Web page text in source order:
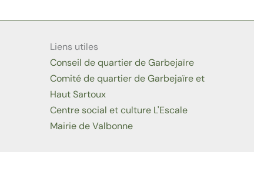
Liens utiles
Conseil de quartier de Garbejaïre
Comité de quartier de Garbejaïre et
Haut Sartoux
Centre social et culture L'Escale
Mairie de Valbonne